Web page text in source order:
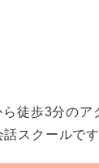
徒歩3分のア
スクールです